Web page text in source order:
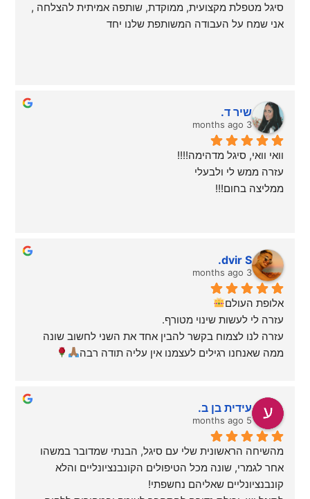
אני שמח על העבודה המשותפת שלנו יחד
שיר ד.
3 months ago
וואי וואי, סיגל מדהימה!!!!
עזרה ממש לי ולבעלי
ממליצה בחום!!!
dvir S.
3 months ago
אלופת העולם
עזרה לי לעשות שינוי מטורף.
ממה שאנחנו רגילים לעצמנו אין עליה תודה רבה
עידית בן ב.
5 months ago
קונבנציונליים שאליהם נחשפתי!